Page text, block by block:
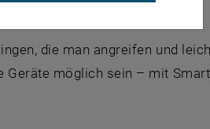
die man angreifen und
Geräte möglich sein – mit